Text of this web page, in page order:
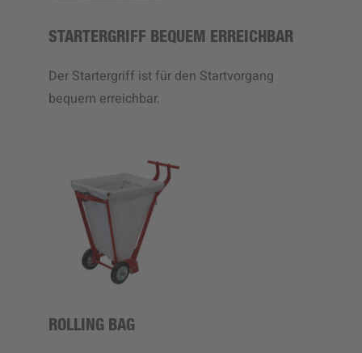
STARTERGRIFF BEQUEM ERREICHBAR
Der Startergriff ist für den Startvorgang
bequem erreichbar.
ROLLING BAG